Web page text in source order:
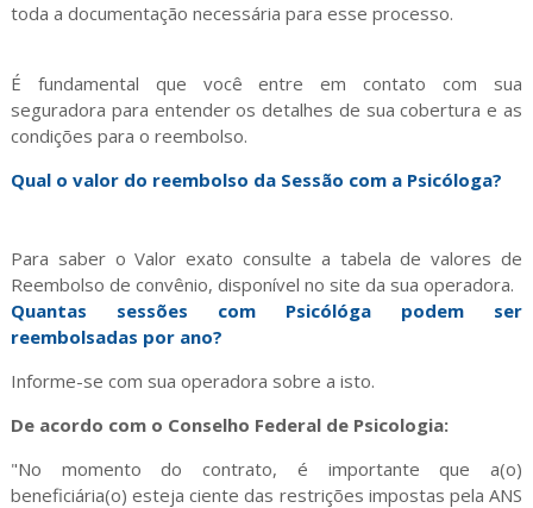
toda a documentação necessária para esse processo.
É fundamental que você entre em contato com sua
seguradora para entender os detalhes de sua cobertura e as
condições para o reembolso.
Qual o valor do reembolso da Sessão com a Psicóloga?
Para saber o Valor exato consulte a tabela de valores de
Reembolso de convênio, disponível no site da sua operadora.
Quantas sessões com Psicólóga podem ser
reembolsadas por ano?
Informe-se com sua operadora sobre a isto.
De acordo com o Conselho Federal de Psicologia:
"No momento do contrato, é importante que a(o)
beneficiária(o) esteja ciente das restrições impostas pela ANS